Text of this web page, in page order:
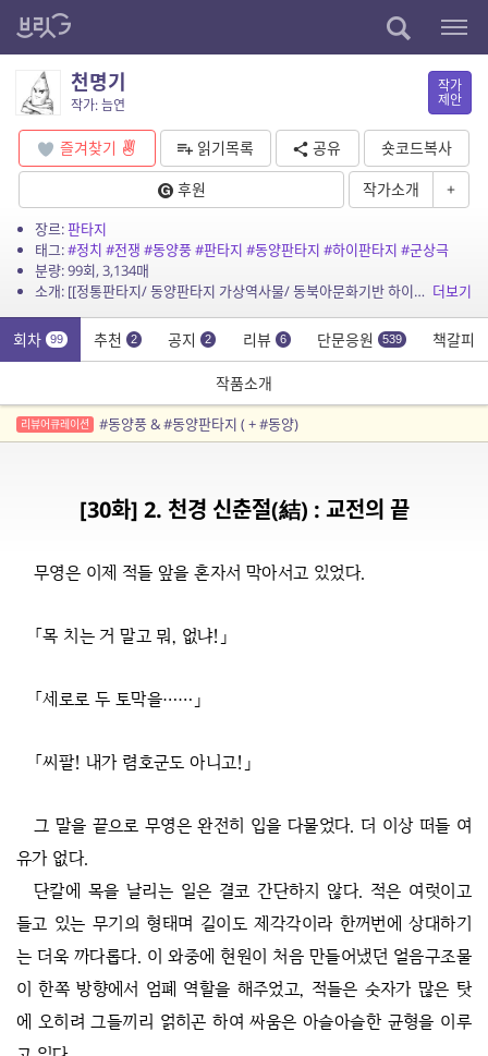
천명기
작가: 늠연
작가
제안
즐겨찾기 읽기목록 공유
숏코드복사
후원
작가소개 +
장르:판타지
태그:#정치 #전쟁 #동양풍#판타지 #동양판타지 #하이판타지 #군상극
분량: 99회, 3,134매
소개: [[정통판타지/ 동양판타지 가상역사물/ 동북아문화기반 하이판타지/ 정치, 전쟁, 군상극]] 천강天講에 이르기를, 임금에 충성하고 아비에 효행하라. 그러나 왕은 늘 이 땅에서 무언가... 더보기
회차 99 추천 2 공지 2 리뷰 6 단문응원 539 책갈피
작품소개
리뷰어큐레이션 #동양풍 & #동양판타지 ( + #동양)
[30화] 2. 천경 신춘절(結) : 교전의 끝
무영은 이제 적들 앞을 혼자서 막아서고 있었다.
「목 치는 거 말고 뭐, 없냐!」
「세로로 두 토막을……」
「씨팔! 내가 렴호군도 아니고!」
그 말을 끝으로 무영은 완전히 입을 다물었다. 더 이상 떠들 여
유가 없다.
단칼에 목을 날리는 일은 결코 간단하지 않다. 적은 여럿이고
들고 있는 무기의 형태며 길이도 제각각이라 한꺼번에 상대하기
는 더욱 까다롭다. 이 와중에 현원이 처음 만들어냈던 얼음구조물
이 한쪽 방향에서 엄폐 역할을 해주었고, 적들은 숫자가 많은 탓
에 오히려 그들끼리 얽히곤 하여 싸움은 아슬아슬한 균형을 이루